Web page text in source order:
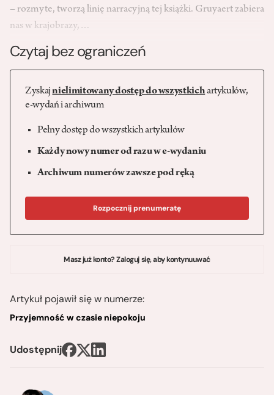
– rozmyte, tworzą linię narracyjną tej książki. Gruyaert zabiera
nas w krajobrazy,…
Czytaj bez ograniczeń
Zyskajnielimitowany dostęp do wszystkichartykułów,
e-wydań i archiwum
Pełny dostęp do wszystkich artykułów
Każdy nowy numer od razu w e-wydaniu
Archiwum numerów zawsze pod ręką
Rozpocznij prenumeratę
Masz już konto? Zaloguj się, aby kontynuuwać
Artykuł pojawił się w numerze:
Przyjemność w czasie niepokoju
Udostępnij